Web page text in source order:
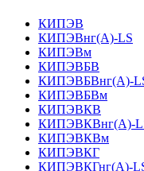
КИПЭВ
КИПЭВнг(А)-LS
КИПЭВм
КИПЭВБВ
КИПЭВБВнг(А)-
КИПЭВБВм
КИПЭВКВ
КИПЭВКВнг(А)-
КИПЭВКВм
КИПЭВКГ
КИПЭВКГнг(А)-